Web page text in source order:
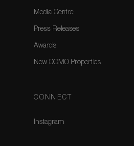
Media Centre
Press Releases
Awards
New COMO Properties
CONNECT
Instagram